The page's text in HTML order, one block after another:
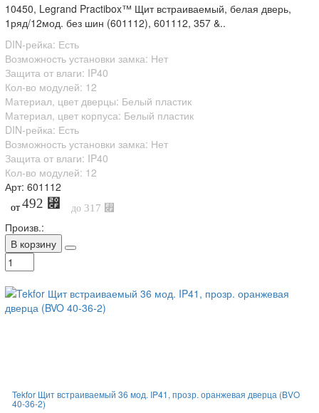
10450, Legrand Practibox™ Щит встраиваемый, белая дверь,
1ряд/12мод. без шин (601112), 601112, 357 &..
DIN-рейка: Есть
Возможность установки замка: Нет
Защита от влаги: IP40
Кол-во модулей: 12
Материал, цвет дверцы: Белый пластик
Материал, цвет корпуса: Белый пластик
DIN-рейка: Есть
Возможность установки замка: Нет
Защита от влаги: IP40
Кол-во модулей: 12
Арт: 601112
от 492 ⃏ до 317 ⃏
Произв.:
В корзину
Tekfor Щит встраиваемый 36 мод. IP41, прозр. оранжевая дверца (BVO
40-36-2)